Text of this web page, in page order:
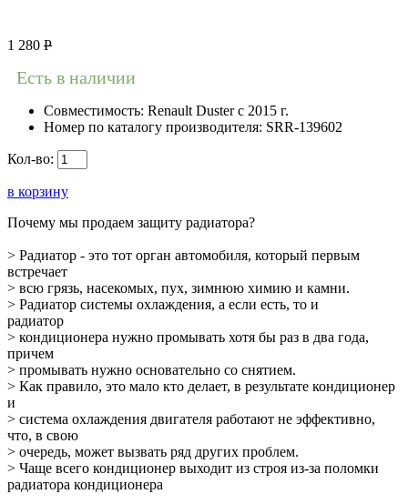
1 280 Р
Есть в наличии
Совместимость: Renault Duster с 2015 г.
Номер по каталогу производителя: SRR-139602
Кол-во:
в корзину
Почему мы продаем защиту радиатора?
> Радиатор - это тот орган автомобиля, который первым
встречает
> всю грязь, насекомых, пух, зимнюю химию и камни.
> Радиатор системы охлаждения, а если есть, то и
радиатор
> кондиционера нужно промывать хотя бы раз в два года,
причем
> промывать нужно основательно со снятием.
> Как правило, это мало кто делает, в результате кондиционер
и
> система охлаждения двигателя работают не эффективно,
что, в свою
> очередь, может вызвать ряд других проблем.
> Чаще всего кондиционер выходит из строя из-за поломки
радиатора кондиционера